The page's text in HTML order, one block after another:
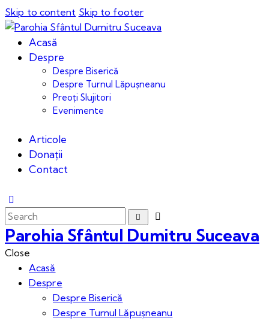
Skip to content Skip to footer
Acasă
Despre
Despre Biserică
Despre Turnul Lăpușneanu
Preoți Slujitori
Evenimente
Articole
Donații
Contact
Parohia Sfântul Dumitru Suceava
Close
Acasă
Despre
Despre Biserică
Despre Turnul Lăpușneanu